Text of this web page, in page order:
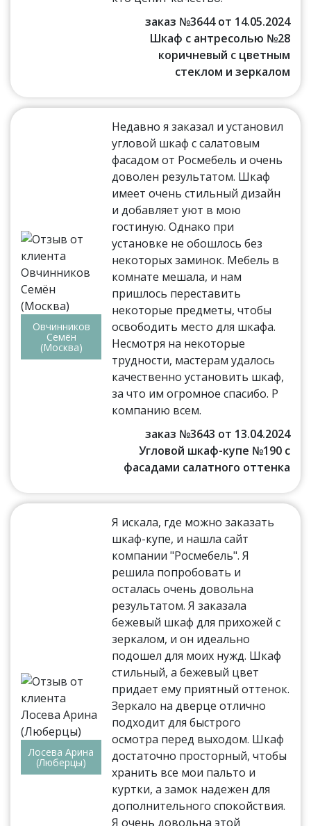
заказ №3644 от 14.05.2024
Шкаф с антресолью №28
коричневый с цветным
стеклом и зеркалом
Овчинников
Семён
(Москва)
Недавно я заказал и установил
угловой шкаф с салатовым
фасадом от Росмебель и очень
доволен результатом. Шкаф
имеет очень стильный дизайн
и добавляет уют в мою
гостиную. Однако при
установке не обошлось без
некоторых заминок. Мебель в
комнате мешала, и нам
пришлось переставить
некоторые предметы, чтобы
освободить место для шкафа.
Несмотря на некоторые
трудности, мастерам удалось
качественно установить шкаф,
за что им огромное спасибо. Р
компанию всем.
заказ №3643 от 13.04.2024
Угловой шкаф-купе №190 с
фасадами салатного оттенка
Лосева Арина
(Люберцы)
Я искала, где можно заказать
шкаф-купе, и нашла сайт
компании "Росмебель". Я
решила попробовать и
осталась очень довольна
результатом. Я заказала
бежевый шкаф для прихожей с
зеркалом, и он идеально
подошел для моих нужд. Шкаф
стильный, а бежевый цвет
придает ему приятный оттенок.
Зеркало на дверце отлично
подходит для быстрого
осмотра перед выходом. Шкаф
достаточно просторный, чтобы
хранить все мои пальто и
куртки, а замок надежен для
дополнительного спокойствия.
Я очень довольна этой